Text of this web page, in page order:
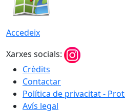
Accedeix
Xarxes socials:
Crèdits
Contactar
Política de privacitat -
Avís legal